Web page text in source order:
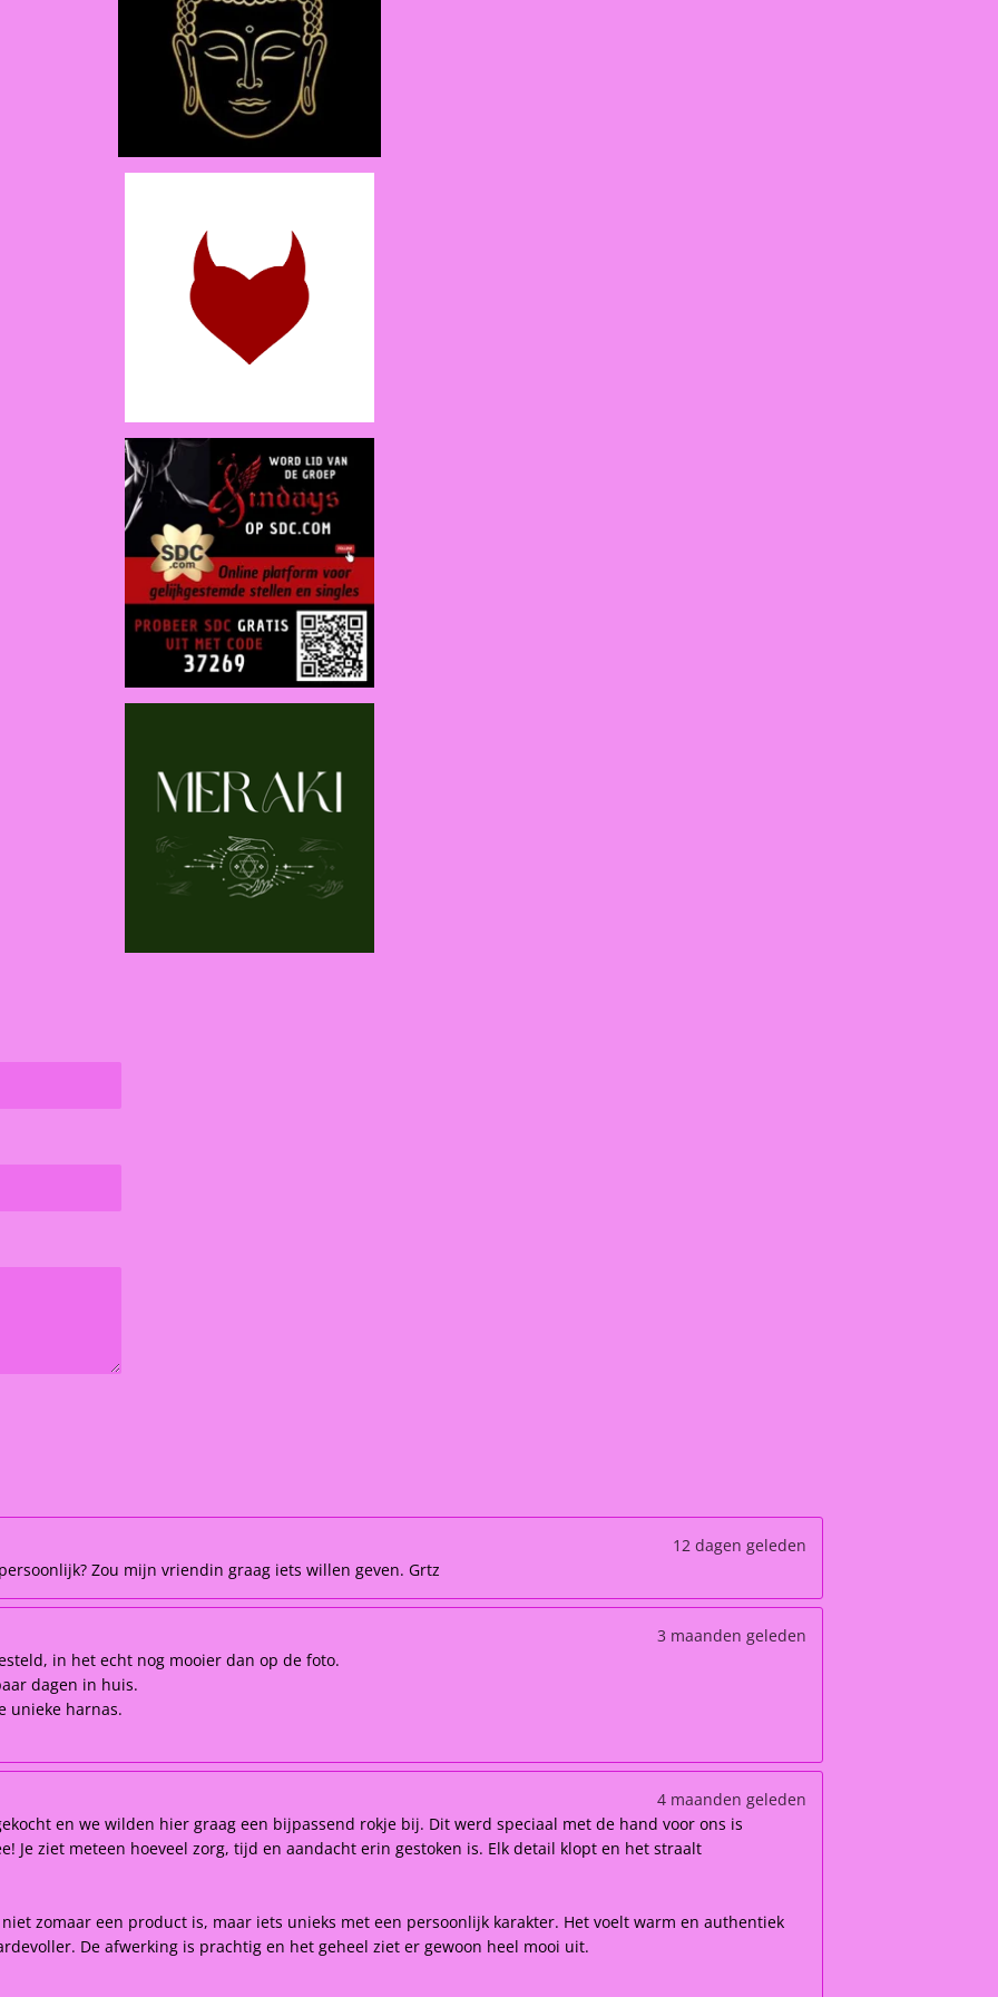
12 dagen geleden
Zou mijn vriendin graag iets willen geven. Grtz
3 maanden geleden
in het echt nog mooier dan op de foto.
dagen in huis.
unieke harnas.
4 maanden geleden
en we wilden hier graag een bijpassend rokje bij. Dit werd speciaal met de hand voor ons is
Je ziet meteen hoeveel zorg, tijd en aandacht erin gestoken is. Elk detail klopt en het straalt
zomaar een product is, maar iets unieks met een persoonlijk karakter. Het voelt warm en authentiek
De afwerking is prachtig en het geheel ziet er gewoon heel mooi uit.